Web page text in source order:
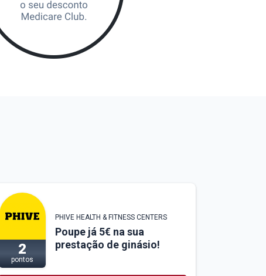
2
pontos
PHIVE HEALTH & FITNESS CENTERS
Poupe já 5€ na sua
prestação de ginásio!